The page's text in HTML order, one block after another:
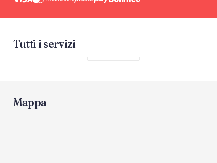
Tutti i servizi
Mappa